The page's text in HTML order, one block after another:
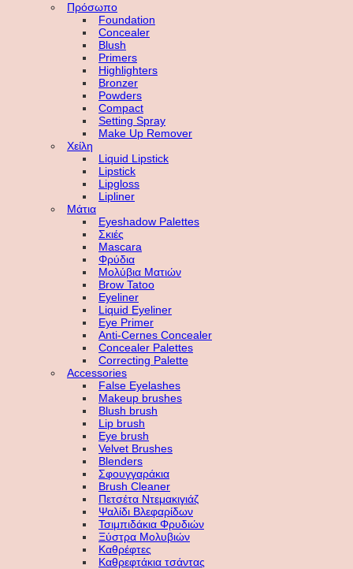
Πρόσωπο
Foundation
Concealer
Blush
Primers
Highlighters
Bronzer
Powders
Compact
Setting Spray
Make Up Remover
Χείλη
Liquid Lipstick
Lipstick
Lipgloss
Lipliner
Μάτια
Eyeshadow Palettes
Σκιές
Mascara
Φρύδια
Μολύβια Ματιών
Brow Tatoo
Eyeliner
Liquid Eyeliner
Eye Primer
Anti-Cernes Concealer
Concealer Palettes
Correcting Palette
Accessories
False Eyelashes
Makeup brushes
Blush brush
Lip brush
Eye brush
Velvet Brushes
Blenders
Σφουγγαράκια
Brush Cleaner
Πετσέτα Ντεμακιγιάζ
Ψαλίδι Βλεφαρίδων
Τσιμπιδάκια Φρυδιών
Ξύστρα Μολυβιών
Καθρέφτες
Καθρεφτάκια τσάντας